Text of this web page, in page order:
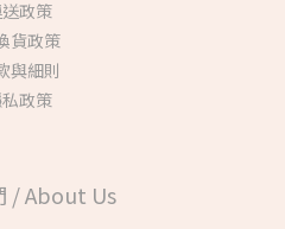
政策
貨政策
與細則
政策
/ About Us